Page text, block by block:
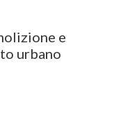
e
urbano